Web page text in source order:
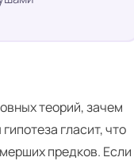
теорий, зачем
гласит, что
предков. Если